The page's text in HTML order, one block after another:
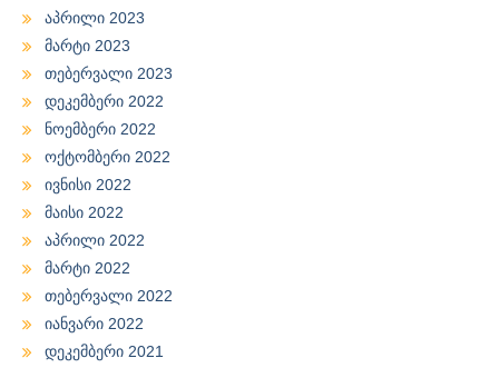
აპრილი 2023
მარტი 2023
თებერვალი 2023
დეკემბერი 2022
ნოემბერი 2022
ოქტომბერი 2022
ივნისი 2022
მაისი 2022
აპრილი 2022
მარტი 2022
თებერვალი 2022
იანვარი 2022
დეკემბერი 2021